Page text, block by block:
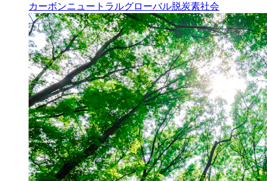
カーボンニュートラルグローバル脱炭素社会